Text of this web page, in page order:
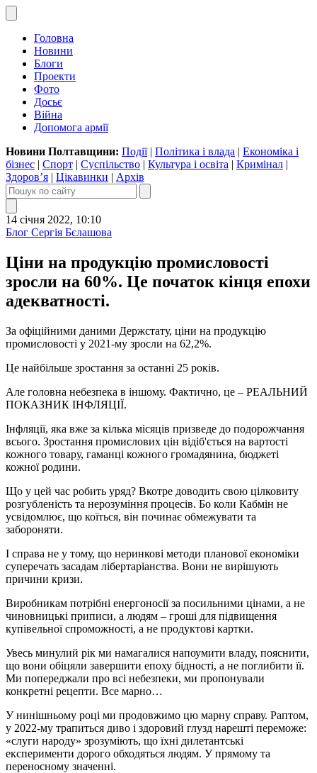
Головна
Новини
Блоги
Проекти
Фото
Досьє
Війна
Допомога армії
Новини Полтавщини: Події| Політика і влада | Економіка і
бізнес | Спорт | Суспільство | Культура і освіта | Кримінал |
Здоров’я | Цікавинки | Архів
14 січня 2022, 10:10
Блог Сергія Бєлашова
Ціни на продукцію промисловості
зросли на 60%. Це початок кінця епохи
адекватності.
За офіційними даними Держстату, ціни на продукцію
промисловості у 2021-му зросли на 62,2%.
Це найбільше зростання за останні 25 років.
Але головна небезпека в іншому. Фактично, це – РЕАЛЬНИЙ
ПОКАЗНИК ІНФЛЯЦІЇ.
Інфляції, яка вже за кілька місяців призведе до подорожчання
всього. Зростання промислових цін відіб'ється на вартості
кожного товару, гаманці кожного громадянина, бюджеті
кожної родини.
Що у цей час робить уряд? Вкотре доводить свою цілковиту
розгубленість та нерозуміння процесів. Бо коли Кабмін не
усвідомлює, що коїться, він починає обмежувати та
забороняти.
І справа не у тому, що неринкові методи планової економіки
суперечать засадам лібертаріанства. Вони не вирішують
причини кризи.
Виробникам потрібні енергоносії за посильними цінами, а не
чиновницькі приписи, а людям – гроші для підвищення
купівельної спроможності, а не продуктові картки.
Увесь минулий рік ми намагалися напоумити владу, пояснити,
що вони обіцяли завершити епоху бідності, а не поглибити її.
Ми попереджали про всі небезпеки, ми пропонували
конкретні рецепти. Все марно…
У нинішньому році ми продовжимо цю марну справу. Раптом,
у 2022-му трапиться диво і здоровий глузд нарешті переможе:
«слуги народу» зрозуміють, що їхні дилетантські
експерименти дорого обходяться людям. У прямому та
переносному значенні.